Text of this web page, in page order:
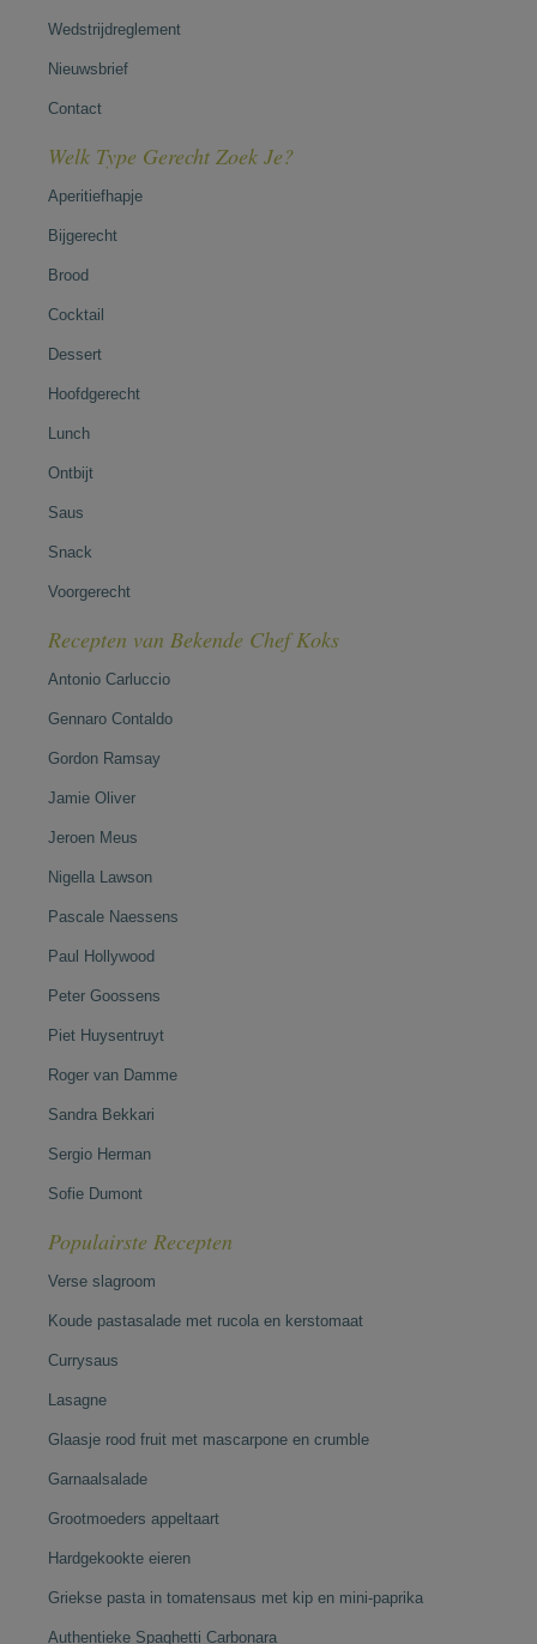
Wedstrijdreglement
Nieuwsbrief
Contact
Welk Type Gerecht Zoek Je?
Aperitiefhapje
Bijgerecht
Brood
Cocktail
Dessert
Hoofdgerecht
Lunch
Ontbijt
Saus
Snack
Voorgerecht
Recepten van Bekende Chef Koks
Antonio Carluccio
Gennaro Contaldo
Gordon Ramsay
Jamie Oliver
Jeroen Meus
Nigella Lawson
Pascale Naessens
Paul Hollywood
Peter Goossens
Piet Huysentruyt
Roger van Damme
Sandra Bekkari
Sergio Herman
Sofie Dumont
Populairste Recepten
Verse slagroom
Koude pastasalade met rucola en kerstomaat
Currysaus
Lasagne
Glaasje rood fruit met mascarpone en crumble
Garnaalsalade
Grootmoeders appeltaart
Hardgekookte eieren
Griekse pasta in tomatensaus met kip en mini-paprika
Authentieke Spaghetti Carbonara